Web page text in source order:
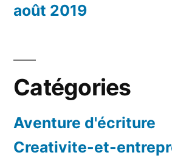
août 2019
Catégories
Aventure d'écriture
Creativite-et-